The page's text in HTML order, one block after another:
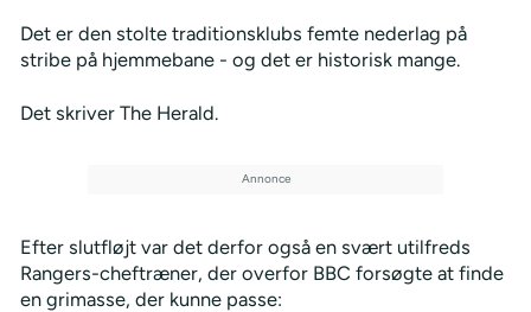
Det er den stolte traditionsklubs femte nederlag på
stribe på hjemmebane - og det er historisk mange.
Det skriver The Herald.
Efter slutfløjt var det derfor også en svært utilfreds
Rangers-cheftræner, der overfor BBC forsøgte at finde
en grimasse, der kunne passe: